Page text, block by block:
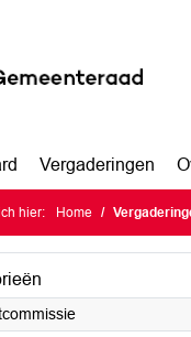
pagina
Vergaderingen
hier: Home